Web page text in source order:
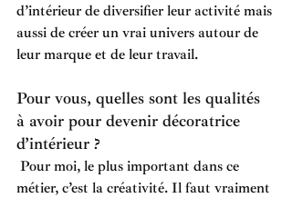
d’intérieur de diversifier leur activité mais
aussi de créer un vrai univers autour de
leur marque et de leur travail.
Pour vous, quelles sont les qualités
à avoir pour devenir décoratrice
d’intérieur ?
Pour moi, le plus important dans ce
métier, c’est la créativité. Il faut vraiment